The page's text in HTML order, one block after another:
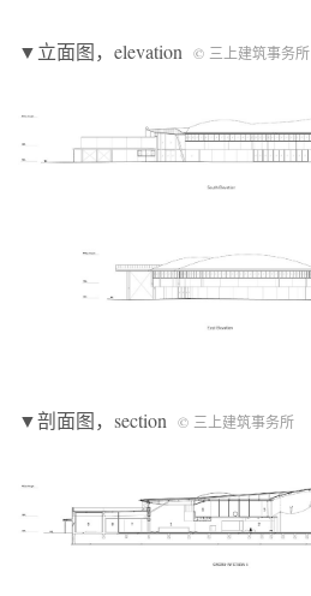
▼立面图，elevation © 三上建筑事务所
▼剖面图，section © 三上建筑事务所